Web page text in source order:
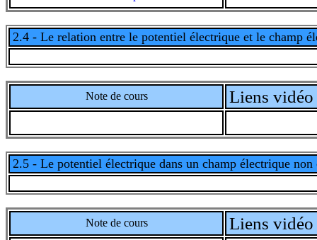
2.4 - Le relation entre le potentiel électrique et le champ
Note de cours Liens vidéo
2.5 - Le potentiel électrique dans un champ électrique
Note de cours Liens vidéo